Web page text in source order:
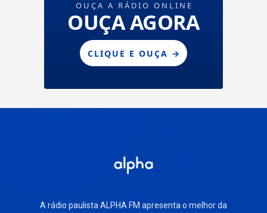
A rádio paulista ALPHA FM apresenta o melhor da